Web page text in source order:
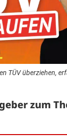
TÜV überziehen,
zum